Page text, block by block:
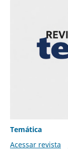
Temática
Acessar revista